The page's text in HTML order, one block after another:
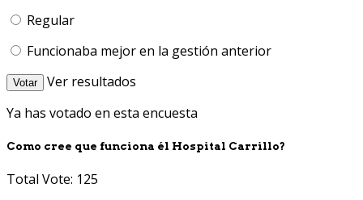
Regular
Funcionaba mejor en la gestión anterior
Votar
Ver resultados
Ya has votado en esta encuesta
Como cree que funciona él Hospital Carrillo?
Total Vote: 125